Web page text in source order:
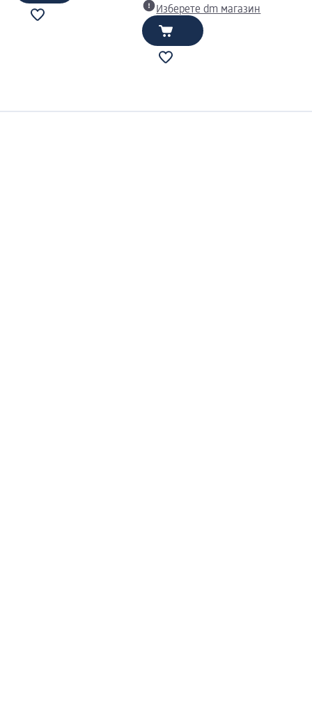
Изберете dm магазин